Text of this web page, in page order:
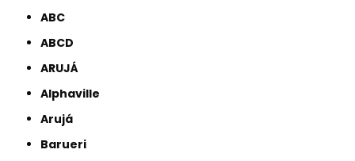
ABC
ABCD
ARUJÁ
Alphaville
Arujá
Barueri